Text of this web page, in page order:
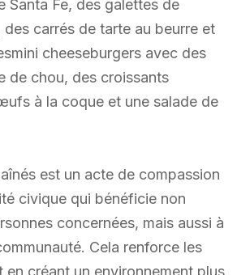
Santa Fe, des galettes de
carrés de tarte au beurre et
cheeseburgers avec des
de chou, des croissants
à la coque et une salade de
est un acte de compassion
civique qui bénéficie non
concernées, mais aussi à
Cela renforce les
en créant un environnement plus